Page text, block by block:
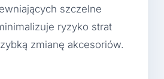
szczelne
ryzyko strat
zmianę akcesoriów.